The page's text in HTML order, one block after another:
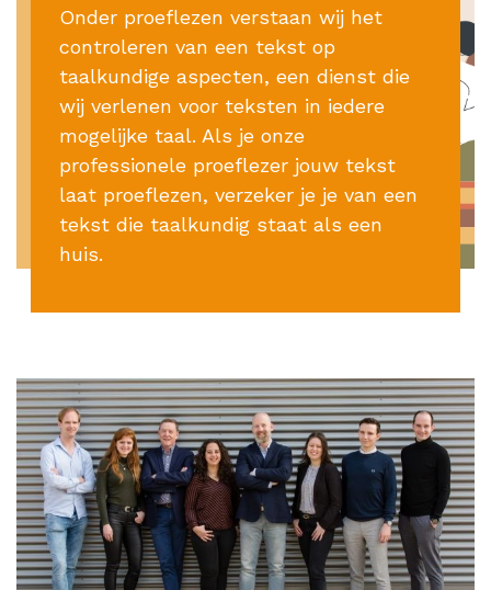
Onder proeflezen verstaan wij het
controleren van een tekst op
taalkundige aspecten, een dienst die
wij verlenen voor teksten in iedere
mogelijke taal. Als je onze
professionele proeflezer jouw tekst
laat proeflezen, verzeker je je van een
tekst die taalkundig staat als een
huis.